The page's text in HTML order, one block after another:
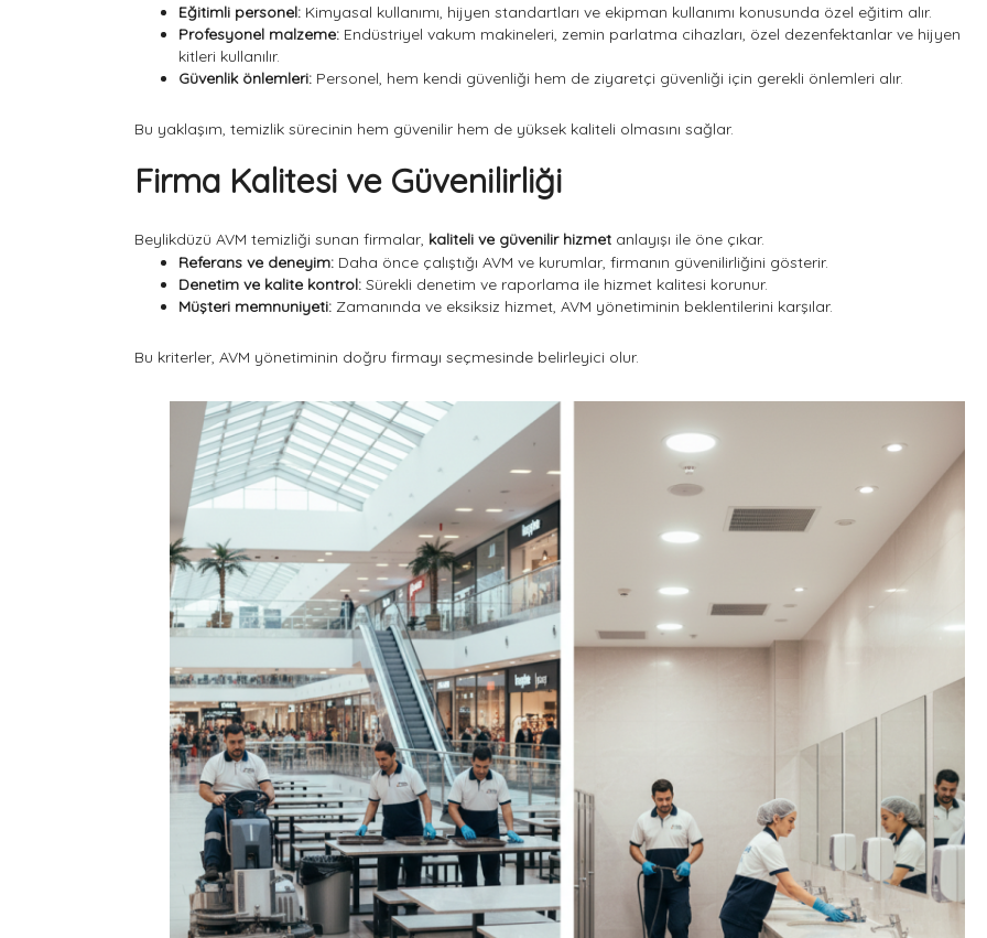
Eğitimli personel: Kimyasal kullanımı, hijyen standartları ve ekipman kullanımı konusunda özel eğitim alır.
Profesyonel malzeme: Endüstriyel vakum makineleri, zemin parlatma cihazları, özel dezenfektanlar ve hijyen
kitleri kullanılır.
Güvenlik önlemleri: Personel, hem kendi güvenliği hem de ziyaretçi güvenliği için gerekli önlemleri alır.
Bu yaklaşım, temizlik sürecinin hem güvenilir hem de yüksek kaliteli olmasını sağlar.
Firma Kalitesi ve Güvenilirliği
Beylikdüzü AVM temizliği sunan firmalar, kaliteli ve güvenilir hizmet anlayışı ile öne çıkar.
Referans ve deneyim: Daha önce çalıştığı AVM ve kurumlar, firmanın güvenilirliğini gösterir.
Denetim ve kalite kontrol: Sürekli denetim ve raporlama ile hizmet kalitesi korunur.
Müşteri memnuniyeti: Zamanında ve eksiksiz hizmet, AVM yönetiminin beklentilerini karşılar.
Bu kriterler, AVM yönetiminin doğru firmayı seçmesinde belirleyici olur.